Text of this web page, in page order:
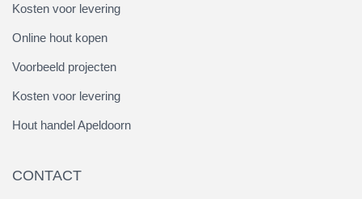
Kosten voor levering
Online hout kopen
Voorbeeld projecten
Kosten voor levering
Hout handel Apeldoorn
CONTACT